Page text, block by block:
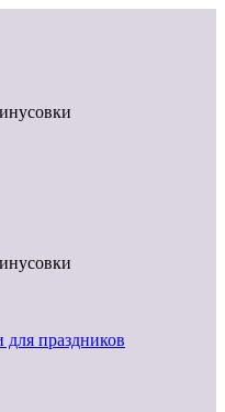
праздников